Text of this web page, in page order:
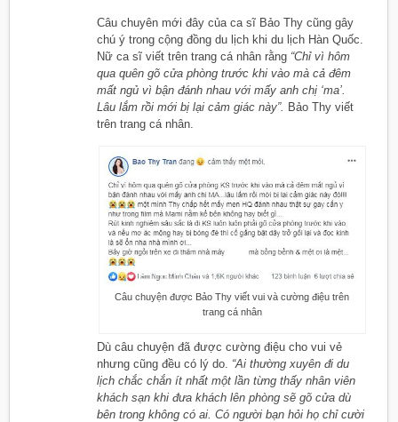
Câu chuyên mới đây của ca sĩ Bảo Thy cũng gây
chú ý trong cộng đồng du lịch khi du lịch Hàn Quốc.
Nữ ca sĩ viết trên trang cá nhân rằng “Chỉ vì hôm
qua quên gõ cửa phòng trước khi vào mà cả đêm
mất ngủ vì bận đánh nhau với mấy anh chị ‘ma’.
Lâu lắm rồi mới bị lại cảm giác này”. Bảo Thy viết
trên trang cá nhân.
Câu chuyện được Bảo Thy viết vui và cường điệu trên
trang cá nhân
Dù câu chuyện đã được cường điệu cho vui vẻ
nhưng cũng đều có lý do. “Ai thường xuyên đi du
lịch chắc chắn ít nhất một lần từng thấy nhân viên
khách sạn khi đưa khách lên phòng sẽ gõ cửa dù
bên trong không có ai. Có người bạn hỏi họ chỉ cười